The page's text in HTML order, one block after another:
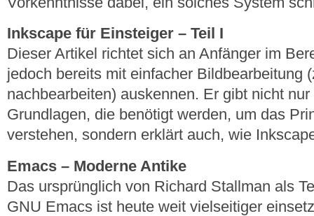
Inkscape für Einsteiger – Teil I
Dieser Artikel richtet sich an Anfänger im
jedoch bereits mit einfacher Bildbearbeitung
nachbearbeiten) auskennen. Er gibt nicht
Grundlagen, die benötigt werden, um das
verstehen, sondern erklärt auch, wie
Emacs – Moderne Antike
Das ursprünglich von Richard Stallman als
GNU Emacs ist heute weit vielseitiger